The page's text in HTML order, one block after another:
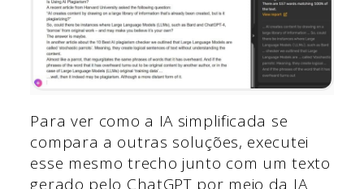
Para ver como a IA simplificada se
compara a outras soluções, executei
esse mesmo trecho junto com um texto
gerado pelo ChatGPT por meio da IA